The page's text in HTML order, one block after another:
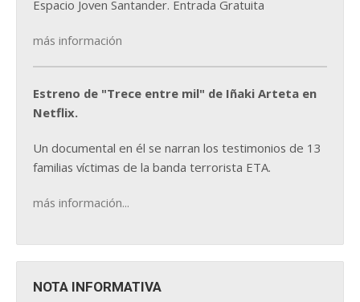
Espacio Joven Santander. Entrada Gratuita
más información
Estreno de "Trece entre mil" de Iñaki Arteta en
Netflix.
Un documental en él se narran los testimonios de 13
familias víctimas de la banda terrorista ETA.
más información...
NOTA INFORMATIVA